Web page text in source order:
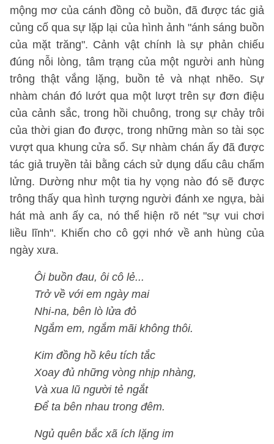
mộng mơ của cánh đồng cỏ buồn, đã được tác giả
củng cố qua sự lặp lại của hình ảnh "ánh sáng buồn
của mặt trăng". Cảnh vật chính là sự phản chiếu
đúng nỗi lòng, tâm trạng của một người anh hùng
trông thật vắng lặng, buồn tẻ và nhạt nhẽo. Sự
nhàm chán đó lướt qua một lượt trên sự đơn điệu
của cảnh sắc, trong hồi chuông, trong sự chảy trôi
của thời gian đo được, trong những màn so tài sọc
vượt qua khung cửa sổ. Sự nhàm chán ấy đã được
tác giả truyền tải bằng cách sử dụng dấu câu chấm
lửng. Dường như một tia hy vọng nào đó sẽ được
trông thấy qua hình tượng người đánh xe ngựa, bài
hát mà anh ấy ca, nó thể hiện rõ nét "sự vui chơi
liều lĩnh". Khiến cho cô gợi nhớ về anh hùng của
ngày xưa.
Ôi buồn đau, ôi cô lẻ...
Trở về với em ngày mai
Nhi-na, bên lò lửa đỏ
Ngắm em, ngắm mãi không thôi.
Kim đồng hồ kêu tích tắc
Xoay đủ những vòng nhịp nhàng,
Và xua lũ người tẻ ngắt
Để ta bên nhau trong đêm.
Ngủ quên bắc xã ích lặng im